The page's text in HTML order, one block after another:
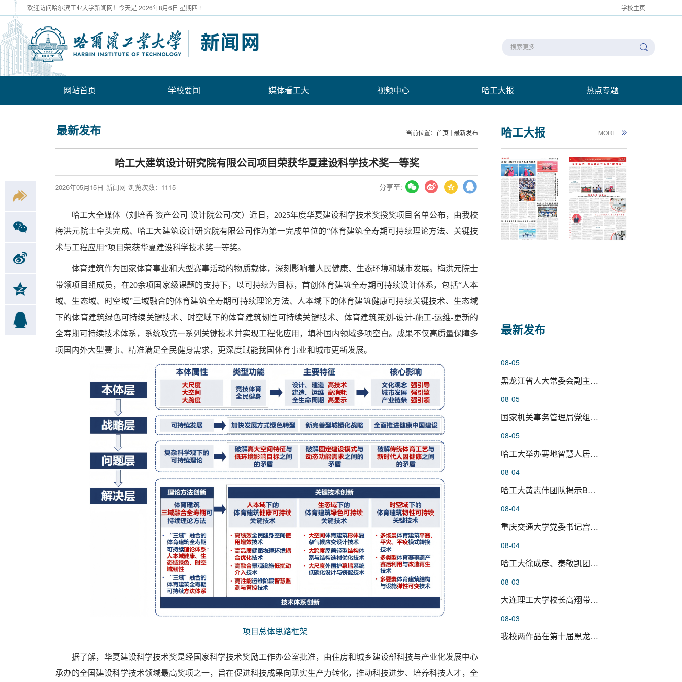
欢迎访问哈尔滨工业大学新闻网！今天是2026年8月6日 星期四 ! 学校主页
网站首页 学校要闻 媒体看工大 视频中心 哈工大报 热点专题
哈工大报 MORE
最新发布
08-05
黑龙江省人大常委会副主任、党组...
08-05
国家机关事务管理局党组成员杨有...
08-05
哈工大举办寒地智慧人居环境科学...
08-04
哈工大黄志伟团队揭示BTNL3–BTNL...
08-04
重庆交通大学党委书记宫辉一行来...
08-04
哈工大徐成彦、秦敬凯团队在神经...
08-03
大连理工大学校长高翔带队来校调...
08-03
我校两作品在第十届黑龙江省科学...
当前位置：首页 最新发布
最新发布
哈工大建筑设计研究院有限公司项目荣获华夏建设科学技术奖一等奖
2026年05月15日 新闻网 浏览次数： 1115 分享至:
哈工大全媒体（刘培香 资产公司 设计院公司/文）近日，2025年度华夏建设科学技术奖授奖项目名单公布，由我校
梅洪元院士牵头完成、哈工大建筑设计研究院有限公司作为第一完成单位的“体育建筑全寿期可持续理论方法、关键技
术与工程应用”项目荣获华夏建设科学技术奖一等奖。
体育建筑作为国家体育事业和大型赛事活动的物质载体，深刻影响着人民健康、生态环境和城市发展。梅洪元院士
带领项目组成员，在20余项国家级课题的支持下，以可持续为目标，首创体育建筑全寿期可持续设计体系，包括“人本
域、生态域、时空域”三域融合的体育建筑全寿期可持续理论方法、人本域下的体育建筑健康可持续关键技术、生态域
下的体育建筑绿色可持续关键技术、时空域下的体育建筑韧性可持续关键技术、体育建筑策划-设计-施工-运维-更新的
全寿期可持续技术体系，系统攻克一系列关键技术并实现工程化应用，填补国内领域多项空白。成果不仅高质量保障多
项国内外大型赛事、精准满足全民健身需求，更深度赋能我国体育事业和城市更新发展。
项目总体思路框架
据了解，华夏建设科学技术奖是经国家科学技术奖励工作办公室批准，由‌住房和城乡建设部科技与产业化发展中心
承办的‌全国建设科学技术领域最高奖项之一，旨在促进科技成果向现实生产力转化，推动科技进步、培养科技人才，全